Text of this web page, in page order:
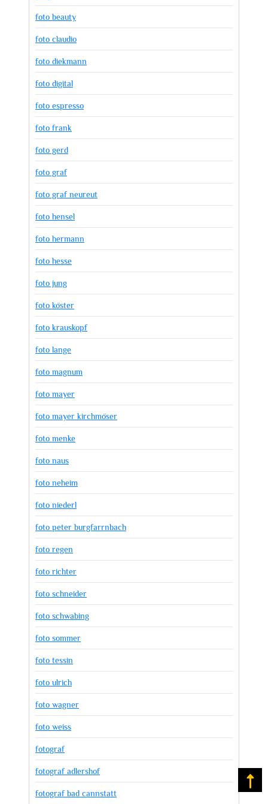
foto beauty
foto claudio
foto diekmann
foto digital
foto espresso
foto frank
foto gerd
foto graf
foto graf neureut
foto hensel
foto hermann
foto hesse
foto jung
foto köster
foto krauskopf
foto lange
foto magnum
foto mayer
foto mayer kirchmöser
foto menke
foto naus
foto neheim
foto niederl
foto peter burgfarrnbach
foto regen
foto richter
foto schneider
foto schwabing
foto sommer
foto tessin
foto ulrich
foto wagner
foto weiss
fotograf
fotograf adlershof
fotograf bad cannstatt